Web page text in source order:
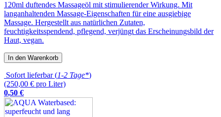
120ml duftendes Massageöl mit stimulierender Wirkung. Mit
langanhaltenden Massage-Eigenschaften für eine ausgiebige
Massage. Hergestellt aus natürlichen Zutaten,
feuchtigkeitsspendend, pflegend, verjüngt das Erscheinungsbild der
Haut, vegan.
In den Warenkorb
Sofort lieferbar (1-2 Tage*)
(250,00 € pro Liter)
0,50 €